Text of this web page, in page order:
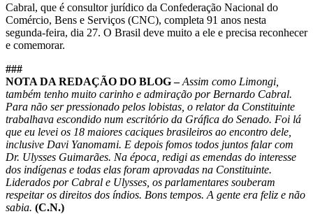
Cabral, que é consultor jurídico da Confederação Nacional do
Comércio, Bens e Serviços (CNC), completa 91 anos nesta
segunda-feira, dia 27. O Brasil deve muito a ele e precisa reconhecer
e comemorar.
###
NOTA DA REDAÇÃO DO BLOG – Assim como Limongi,
também tenho muito carinho e admiração por Bernardo Cabral.
Para não ser pressionado pelos lobistas, o relator da Constituinte
trabalhava escondido num escritório da Gráfica do Senado. Foi lá
que eu levei os 18 maiores caciques brasileiros ao encontro dele,
inclusive Davi Yanomami. E depois fomos todos juntos falar com
Dr. Ulysses Guimarães. Na época, redigi as emendas do interesse
dos indígenas e todas elas foram aprovadas na Constituinte.
Liderados por Cabral e Ulysses, os parlamentares souberam
respeitar os direitos dos índios. Bons tempos. A gente era feliz e não
sabia. (C.N.)